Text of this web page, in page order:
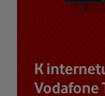
K
Vodafone